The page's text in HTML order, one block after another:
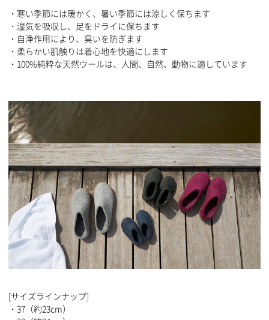
・寒い季節には暖かく、暑い季節には涼しく保ちます
・湿気を吸収し、足をドライに保ちます
・自浄作用により、臭いを防ぎます
・柔らかい肌触りは着心地を快適にします
・100%純粋な天然ウールは、人間、自然、動物に適しています
[サイズラインナップ]
・37（約23cm）